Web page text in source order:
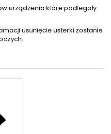
urządzenia które podlegały
usunięcie usterki zostanie